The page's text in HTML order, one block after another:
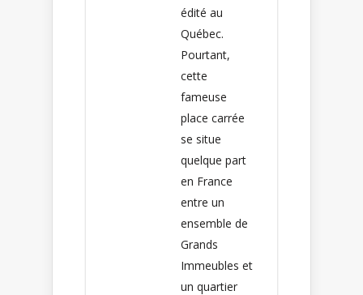
édité au
Québec.
Pourtant,
cette
fameuse
place carrée
se situe
quelque part
en France
entre un
ensemble de
Grands
Immeubles et
un quartier